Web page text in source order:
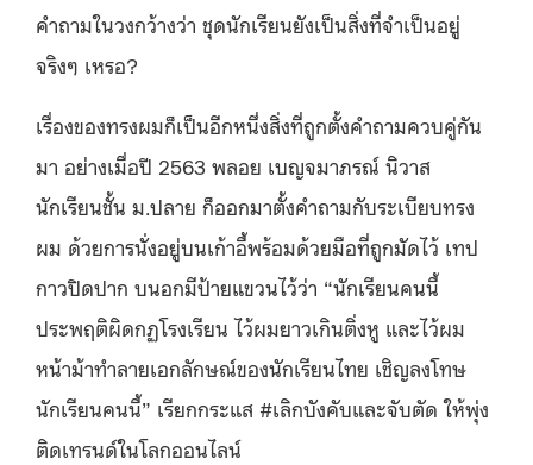
คำถามในวงกว้างว่า ชุดนักเรียนยังเป็นสิ่งที่จำเป็นอยู่
จริงๆ เหรอ?
เรื่องของทรงผมก็เป็นอีกหนึ่งสิ่งที่ถูกตั้งคำถามควบคู่กัน
มา อย่างเมื่อปี 2563 พลอย เบญจมาภรณ์ นิวาส
นักเรียนชั้น ม.ปลาย ก็ออกมาตั้งคำถามกับระเบียบทรง
ผม ด้วยการนั่งอยู่บนเก้าอี้พร้อมด้วยมือที่ถูกมัดไว้ เทป
กาวปิดปาก บนอกมีป้ายแขวนไว้ว่า “นักเรียนคนนี้
ประพฤติผิดกฏโรงเรียน ไว้ผมยาวเกินติ่งหู และไว้ผม
หน้าม้าทำลายเอกลักษณ์ของนักเรียนไทย เชิญลงโทษ
นักเรียนคนนี้” เรียกกระแส #เลิกบังคับและจับตัด ให้พุ่ง
ติดเทรนด์ในโลกออนไลน์